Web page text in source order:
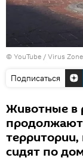
© YouTube / Virus Zone
Подписаться
Животные в
продолжают
сидят по